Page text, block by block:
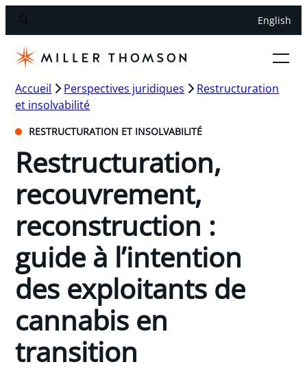
English
Accueil Perspectives juridiques
Restructuration
et insolvabilité
RESTRUCTURATION ET INSOLVABILITÉ
Restructuration,
recouvrement,
reconstruction :
guide à l’intention
des exploitants de
cannabis en
transition